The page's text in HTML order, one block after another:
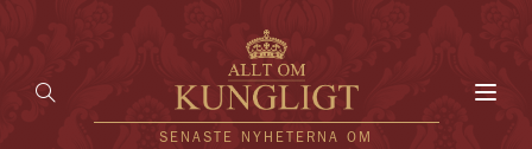
SENASTE NYHETERNA OM